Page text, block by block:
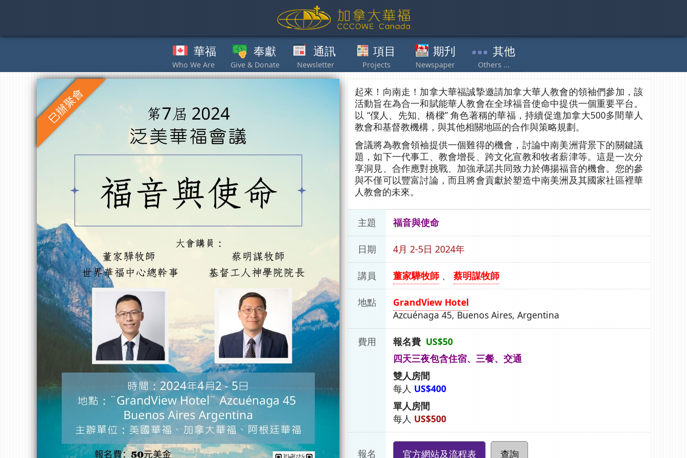
content
華福 奉獻 通訊 項目 期刋 其他
起來！向南走！加拿大華福誠摯邀請加拿大華人教會的領袖們參加，該
活動旨在為合一和賦能華人教會在全球福音使命中提供一個重要平台。
以 “僕人、先知、橋樑” ⻆色著稱的華福，持續促進加拿大500多間華人
教會和基督教機構，與其他相關地區的合作與策略規劃。
會議將為教會領袖提供一個難得的機會，討論中南美洲背景下的關鍵議
題，如下一代事工、教會增⻑、跨文化宣教和牧者薪津等。這是一次分
享洞見、合作應對挑戰、加強承諾共同致力於傳揚福音的機會。您的參
與不僅可以豐富討論，而且將會貢獻於塑造中南美洲及其國家社區裡華
人教會的未來。
主題 福音與使命
日期 4月 2-5日 2024年
講員 董家驊牧師 、蔡明謀牧師
地點
GrandView Hotel
Azcuénaga 45, Buenos Aires, Argentina
費用 報名費 US$50
四天三夜包含住宿、三餐、交通
雙人房間
每人 US$400
單人房間
每人 US$500
報名 官方網站及流程表 查詢